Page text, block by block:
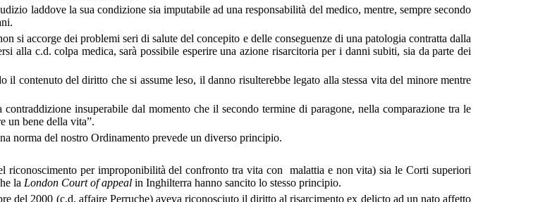
laddove la sua condizione sia imputabile ad una responsabilità del medico, mentre, sempre secondo
si accorge dei problemi seri di salute del concepito e delle conseguenze di una patologia contratta dalla
alla c.d. colpa medica, sarà possibile esperire una azione risarcitoria per i danni subiti, sia da parte dei
contenuto del diritto che si assume leso, il danno risulterebbe legato alla stessa vita del minore mentre
insuperabile dal momento che il secondo termine di paragone, nella comparazione tra le
un bene della vita”.
norma del nostro Ordinamento prevede un diverso principio.
riconoscimento per improponibilità del confronto tra vita con malattia e non vita) sia le Corti superiori
la London Court of appeal in Inghilterra hanno sancito lo stesso principio.
del 2000 (c.d. affaire Perruche) aveva riconosciuto il diritto al risarcimento ex delicto ad un nato affetto